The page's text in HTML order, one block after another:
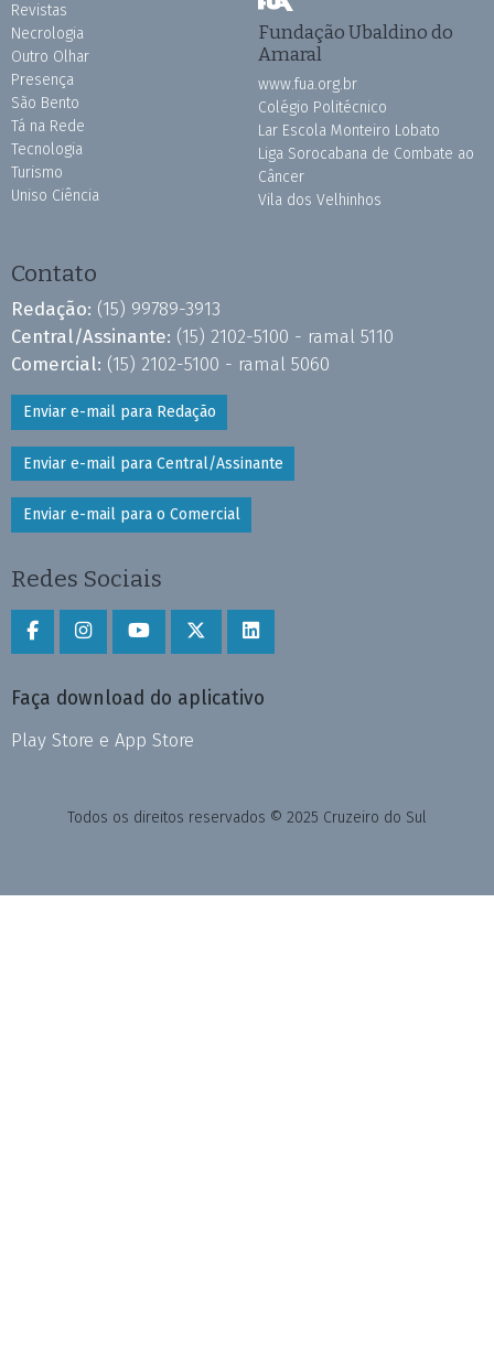
Revistas
Necrologia
Outro Olhar
Presença
São Bento
Tá na Rede
Tecnologia
Turismo
Uniso Ciência
Fundação Ubaldino do
Amaral
www.fua.org.br
Colégio Politécnico
Lar Escola Monteiro Lobato
Liga Sorocabana de Combate ao
Câncer
Vila dos Velhinhos
Contato
Redação: (15) 99789-3913
Central/Assinante: (15) 2102-5100 - ramal 5110
Comercial: (15) 2102-5100 - ramal 5060
Enviar e-mail para Redação
Enviar e-mail para Central/Assinante
Enviar e-mail para o Comercial
Redes Sociais
Faça download do aplicativo
Play Store e App Store
Todos os direitos reservados © 2025 Cruzeiro do Sul